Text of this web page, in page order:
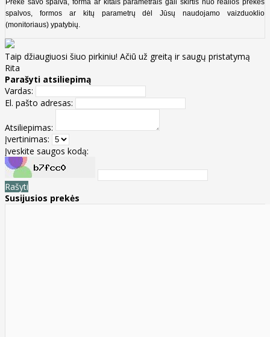
spalvos, formos ar kitų parametrų dėl Jūsų naudojamo vaizduoklio
(monitoriaus) ypatybių.
Taip džiaugiuosi šiuo pirkiniu! Ačiū už greitą ir saugų pristatymą
Rita
Parašyti atsiliepimą
Vardas:
El. pašto adresas:
Atsiliepimas:
Įvertinimas:
Įveskite saugos kodą:
Rašyti
Susijusios prekės